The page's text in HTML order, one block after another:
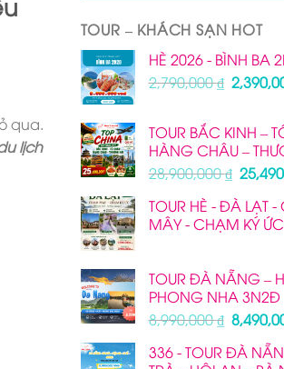
qua.
lịch
TOUR – KHÁCH SẠN HOT
HÈ 2026 - BÌNH BA
2,790,000₫ Giá
TOUR BẮC KINH –
HÀNG CHÂU –
28,900,000₫ Giá
là:
TOUR HÈ - ĐÀ LẠT
MÂY - CHẠM KÝ
TOUR ĐÀ NẴNG –
PHONG NHA 3N2Đ
8,990,000₫ Giá
là:
336 - TOUR ĐÀ